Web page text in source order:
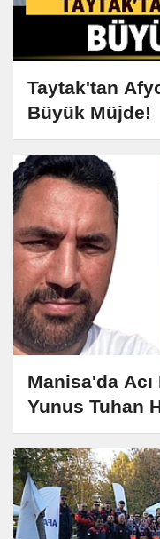
Taytak'tan
Büyük Müjde!
Manisa'da Acı
Yunus Tuhan